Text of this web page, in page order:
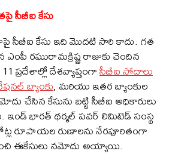
సీబీఐ కేసు
సీబీఐ కేసు ఇది మొదటి సారి కాదు. గత
రఘురామక్రిష్ణ రాజుకు చెందిన
ప్రదేశాల్లో దేశవ్యాప్తంగాసీబీఐ సోదాలు
బ్యాంకు, మరియు ఇతర బ్యాంకుల
చేసిన కేసును బట్టి సీబీఐ అధికారులు
ఇండ్ భారత్ థర్మల్ పవర్ లిమిటెడ్ సంస్థ
కోట్ల రూపాయల రుణాలను నేరపూరితంగా
ఈకేసులు నమోదు అయ్యాయి.